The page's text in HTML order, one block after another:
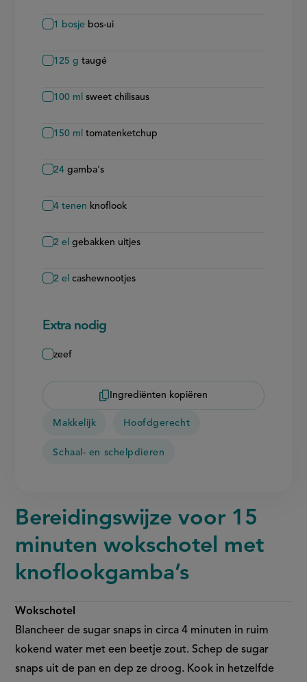
1 bosje bos-ui
125 g taugé
100 ml sweet chilisaus
150 ml tomatenketchup
24 gamba's
4 tenen knoflook
2 el gebakken uitjes
2 el cashewnootjes
Extra nodig
zeef
Ingrediënten kopiëren
Makkelijk Hoofdgerecht
Schaal- en schelpdieren
Bereidingswijze voor 15
minuten wokschotel met
knoflookgamba’s
Wokschotel
Blancheer de sugar snaps in circa 4 minuten in ruim
kokend water met een beetje zout. Schep de sugar
snaps uit de pan en dep ze droog. Kook in hetzelfde